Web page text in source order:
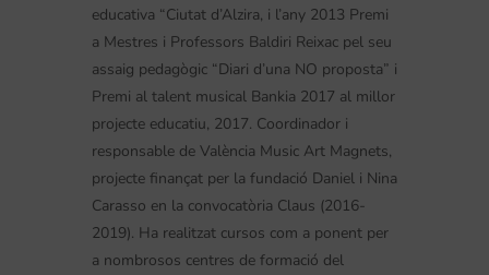
educativa “Ciutat d’Alzira, i l’any 2013 Premi
a Mestres i Professors Baldiri Reixac pel seu
assaig pedagògic “Diari d’una NO proposta” i
Premi al talent musical Bankia 2017 al millor
projecte educatiu, 2017. Coordinador i
responsable de València Music Art Magnets,
projecte finançat per la fundació Daniel i Nina
Carasso en la convocatòria Claus (2016-
2019). Ha realitzat cursos com a ponent per
a nombrosos centres de formació del